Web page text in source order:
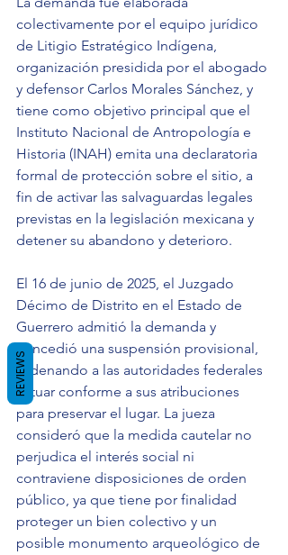
colectivamente por el equipo jurídico
de Litigio Estratégico Indígena,
organización presidida por el abogado
y defensor Carlos Morales Sánchez, y
tiene como objetivo principal que el
Instituto Nacional de Antropología e
Historia (INAH) emita una declaratoria
formal de protección sobre el sitio, a
fin de activar las salvaguardas legales
previstas en la legislación mexicana y
detener su abandono y deterioro.
El 16 de junio de 2025, el Juzgado
Décimo de Distrito en el Estado de
Guerrero admitió la demanda y
concedió una suspensión provisional,
ordenando a las autoridades federales
actuar conforme a sus atribuciones
para preservar el lugar. La jueza
consideró que la medida cautelar no
perjudica el interés social ni
contraviene disposiciones de orden
público, ya que tiene por finalidad
proteger un bien colectivo y un
posible monumento arqueológico de
REVIEWS